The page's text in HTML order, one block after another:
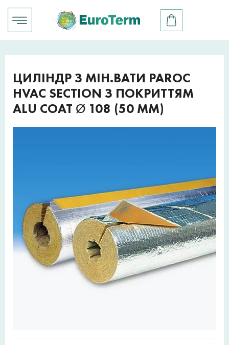
ЦИЛІНДР З МІН.ВАТИ PAROC
HVAC SECTION З ПОКРИТТЯМ
ALU COAT Ø 108 (50 ММ)